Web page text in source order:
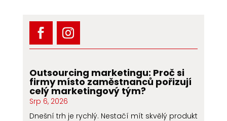
Outsourcing marketingu: Proč si
firmy místo zaměstnanců pořizují
celý marketingový tým?
Srp 6, 2026
Dnešní trh je rychlý. Nestačí mít skvělý produkt